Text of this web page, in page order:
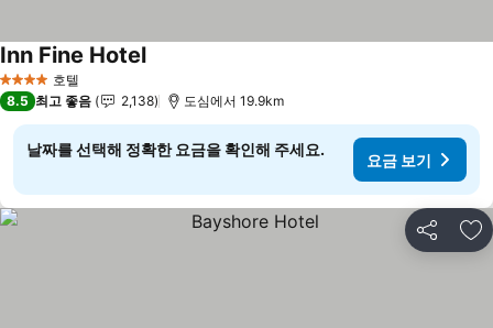
4 성급 호텔
Inn Fine Hotel요금 보기
8.5 최고 좋음 2,138 도심에서 19.9km
날짜를 선택해 정확한 요금을 확인해 주세요.
요금 보기
공유 즐